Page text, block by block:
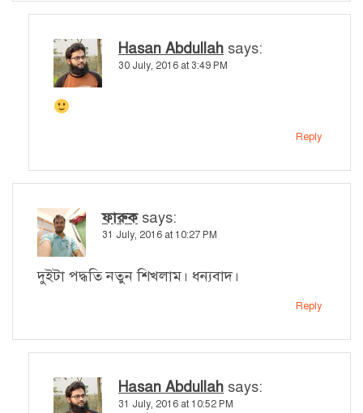
Hasan Abdullah says:
30 July, 2016 at 3:49 PM
Reply
ফারুক says:
31 July, 2016 at 10:27 PM
দুইটা পদ্ধতি নতুন শিখলাম। ধন্যবাদ।
Reply
Hasan Abdullah says:
31 July, 2016 at 10:52 PM